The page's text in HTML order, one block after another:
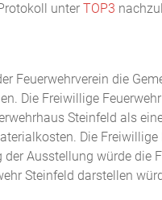
unter TOP3
Feuerwehrverein die
Die Freiwillige
Steinfeld als
Die
der Ausstellung würde die
Steinfeld darstellen